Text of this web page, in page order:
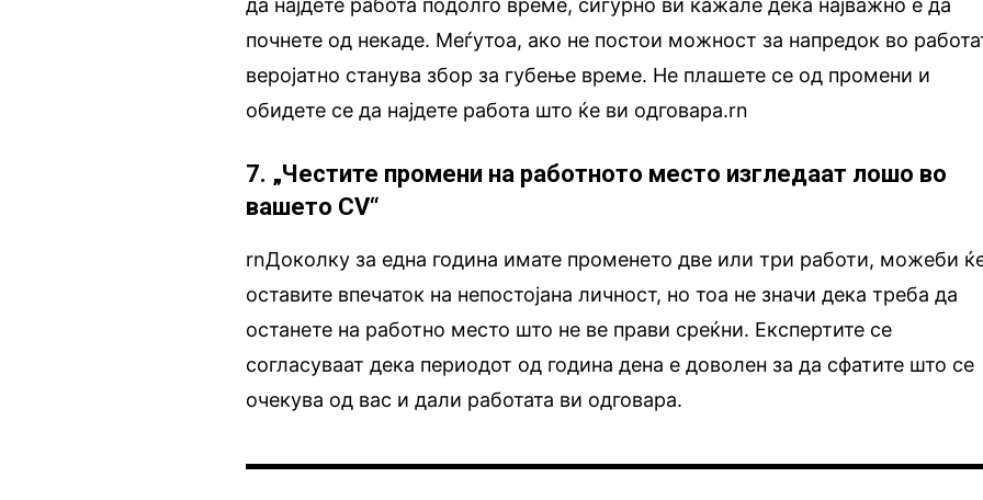
да најдете работа подолго време, сигурно ви кажале дека најважно е да
почнете од некаде. Меѓутоа, ако не постои можност за напредок во
веројатно станува збор за губење време. Не плашете се од промени и
обидете се да најдете работа што ќе ви одговара.rn
7. „Честите промени на работното место изгледаат лошо во
вашето CV“
rnДоколку за една година имате променето две или три работи, можеби
оставите впечаток на непостојана личност, но тоа не значи дека треба да
останете на работно место што не ве прави среќни. Експертите се
согласуваат дека периодот од година дена е доволен за да сфатите што се
очекува од вас и дали работата ви одговара.